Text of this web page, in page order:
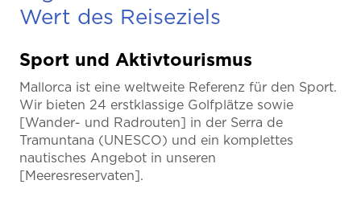
Wert des Reiseziels
Sport und Aktivtourismus
Mallorca ist eine weltweite Referenz für den Sport.
Wir bieten 24 erstklassige Golfplätze sowie
[Wander- und Radrouten] in der Serra de
Tramuntana (UNESCO) und ein komplettes
nautisches Angebot in unseren
[Meeresreservaten].